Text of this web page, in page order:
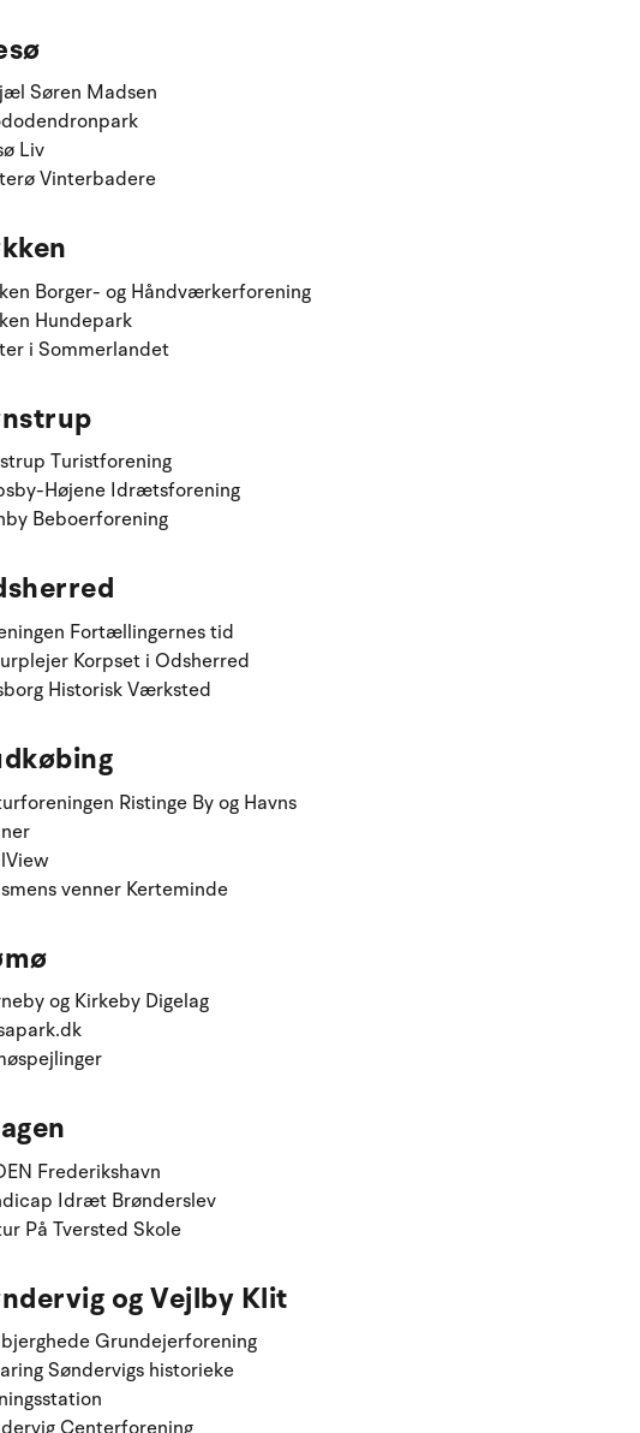
Søren Madsen
Liv
Vinterbadere
Borger- og Håndværkerforening
Hundepark
i Sommerlandet
Turistforening
Højene Idrætsforening
Beboerforening
Fortællingernes tid
Korpset i Odsherred
Historisk Værksted
Ristinge By og Havns
venner Kerteminde
og Kirkeby Digelag
Frederikshavn
Idræt Brønderslev
På Tversted Skole
og Vejlby Klit
Grundejerforening
Søndervigs historieke